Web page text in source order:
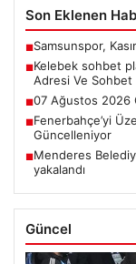
Son Eklenen
■Samsunspor,
■Kelebek sohbet
Adresi Ve Sohbet
■07 Ağustos 2026
■Fenerbahçe’yi
Güncelleniyor
■Menderes
yakalandı
Güncel